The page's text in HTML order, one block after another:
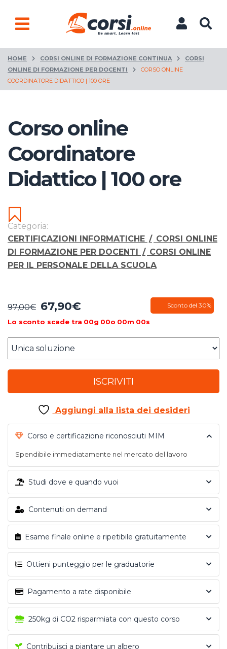
HOME CORSI ONLINE DI FORMAZIONE CONTINUA
CORSI
ONLINE DI FORMAZIONE PER DOCENTI
CORSO ONLINE
COORDINATORE DIDATTICO | 100 ORE
Corso online
Coordinatore
Didattico | 100 ore
Categoria:
CERTIFICAZIONI INFORMATICHE / CORSI ONLINE
DI FORMAZIONE PER DOCENTI
/ CORSI ONLINE
PER IL PERSONALE DELLA SCUOLA
97,00€ Il
prezzo
era:
97,00€.
67,90€Il
attuale
è:
Sconto del 30%
Lo sconto scade tra 00g 00o 00m 00s
ISCRIVITI
Aggiungi alla lista dei desideri
Corso e certificazione riconosciuti MIM
Spendibile immediatamente nel mercato del lavoro
Studi dove e quando vuoi
Contenuti on demand
Esame finale online e ripetibile gratuitamente
Ottieni punteggio per le graduatorie
Pagamento a rate disponibile
250kg di CO2 risparmiata con questo corso
Contribuisci a piantare un albero